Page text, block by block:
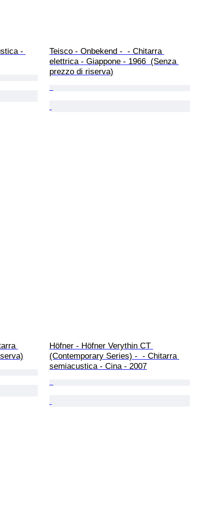
-
Teisco - Onbekend -  - Chitarra
elettrica - Giappone - 1966  (Senza
prezzo di riserva)
Höfner - Höfner Verythin CT
(Contemporary Series) -  - Chitarra
semiacustica - Cina - 2007